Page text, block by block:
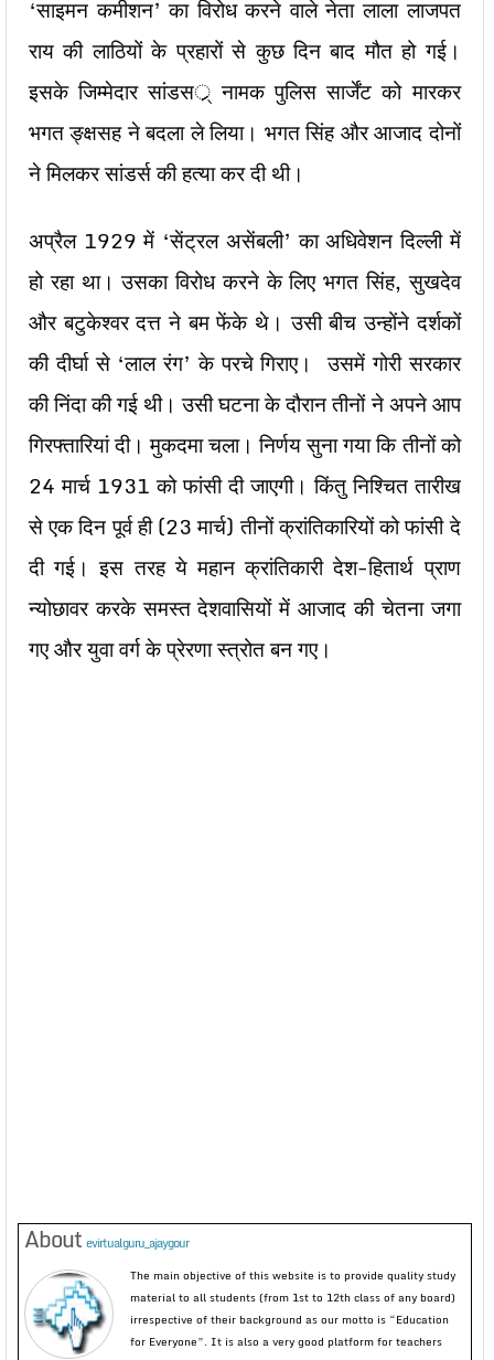
‘साइमन कमीशन’ का विरोध करने वाले नेता लाला लाजपत
राय की लाठियों के प्रहारों से कुछ दिन बाद मौत हो गई।
इसके जिम्मेदार सांडसर्् नामक पुलिस सार्जेंट को मारकर
भगत ङ्क्षसह ने बदला ले लिया। भगत सिंह और आजाद दोनों
ने मिलकर सांडर्स की हत्या कर दी थी।
अप्रैल 1929 में ‘सेंट्रल असेंबली’ का अधिवेशन दिल्ली में
हो रहा था। उसका विरोध करने के लिए भगत सिंह, सुखदेव
और बटुकेश्वर दत्त ने बम फेंके थे। उसी बीच उन्होंने दर्शकों
की दीर्घा से ‘लाल रंग’ के परचे गिराए। उसमें गोरी सरकार
की निंदा की गई थी। उसी घटना के दौरान तीनों ने अपने आप
गिरफ्तारियां दी। मुकदमा चला। निर्णय सुना गया कि तीनों को
24 मार्च 1931 को फांसी दी जाएगी। किंतु निश्चित तारीख
से एक दिन पूर्व ही (23 मार्च) तीनों क्रांतिकारियों को फांसी दे
दी गई। इस तरह ये महान क्रांतिकारी देश-हितार्थ प्राण
न्योछावर करके समस्त देशवासियों में आजाद की चेतना जगा
गए और युवा वर्ग के प्रेरणा स्त्रोत बन गए।
About evirtualguru_ajaygour
The main objective of this website is to provide quality study
material to all students (from 1st to 12th class of any board)
irrespective of their background as our motto is “Education
for Everyone”. It is also a very good platform for teachers